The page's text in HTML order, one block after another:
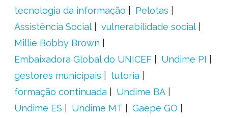
tecnologia da informação
Pelotas
Assistência Social
vulnerabilidade social
Millie Bobby Brown
Embaixadora Global do UNICEF
Undime PI
gestores municipais
tutoria
formação continuada
Undime BA
Undime ES
Undime MT
Gaepe GO